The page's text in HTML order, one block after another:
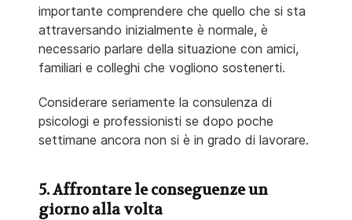
importante comprendere che quello che si sta
attraversando inizialmente è normale, è
necessario parlare della situazione con amici,
familiari e colleghi che vogliono sostenerti.
Considerare seriamente la consulenza di
psicologi e professionisti se dopo poche
settimane ancora non si è in grado di lavorare.
5. Affrontare le conseguenze un
giorno alla volta